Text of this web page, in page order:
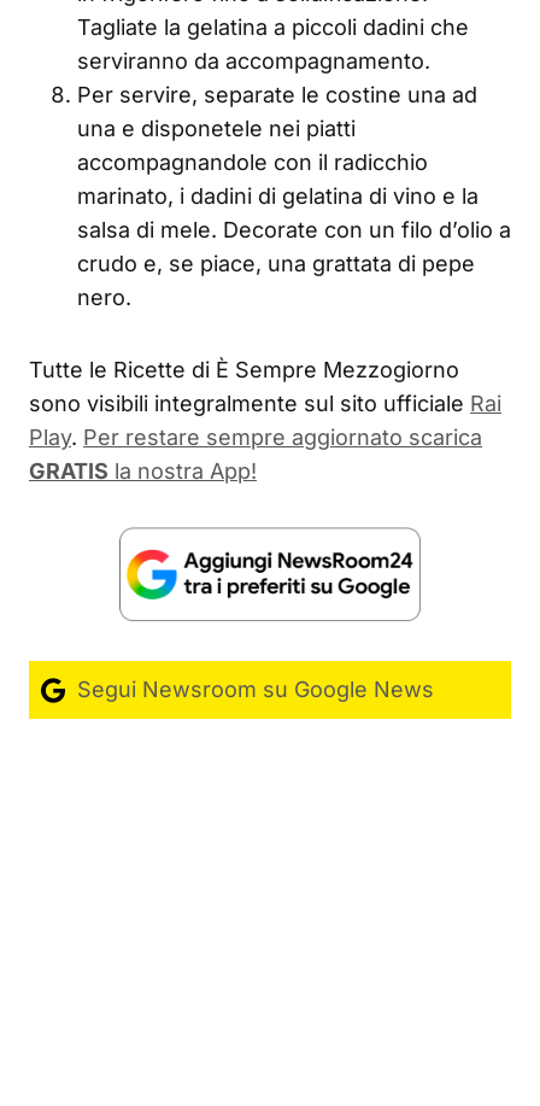
Tagliate la gelatina a piccoli dadini che
serviranno da accompagnamento.
Per servire, separate le costine una ad
una e disponetele nei piatti
accompagnandole con il radicchio
marinato, i dadini di gelatina di vino e la
salsa di mele. Decorate con un filo d’olio a
crudo e, se piace, una grattata di pepe
nero.
Tutte le Ricette di È Sempre Mezzogiorno
sono visibili integralmente sul sito ufficiale Rai
Play. Per restare sempre aggiornato scarica
GRATIS la nostra App!
Segui Newsroom su Google News